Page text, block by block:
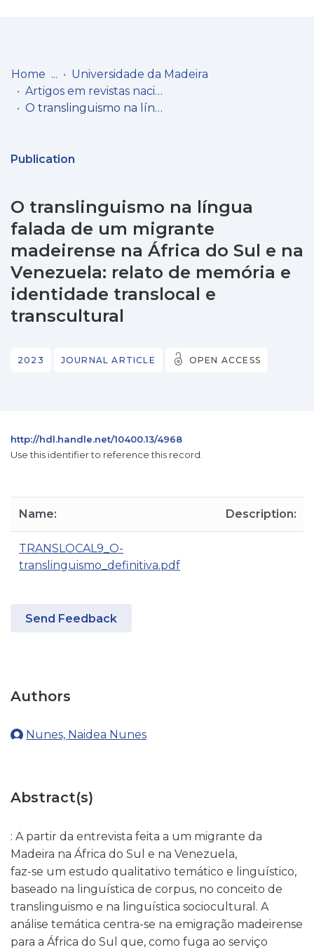
Communities
Statistics
Home
Universidade da Madeira
Artigos em revistas nacionais
O translinguismo na língua falada de um migrante madeirense na África do Sul e na Venezuela: relato de memória e identidade translocal e transcultural
Publication
O translinguismo na língua
falada de um migrante
madeirense na África do Sul e na
Venezuela: relato de memória e
identidade translocal e
transcultural
2023 JOURNAL ARTICLE OPEN ACCESS
http://hdl.handle.net/10400.13/4968
Use this identifier to reference this record.
Name: Description:
TRANSLOCAL9_O-
translinguismo_definitiva.pdf
Send Feedback
Authors
Nunes, Naidea Nunes
Abstract(s)
: A partir da entrevista feita a um migrante da
Madeira na África do Sul e na Venezuela,
faz-se um estudo qualitativo temático e linguístico,
baseado na linguística de corpus, no conceito de
translinguismo e na linguística sociocultural. A
análise temática centra-se na emigração madeirense
para a África do Sul que, como fuga ao serviço